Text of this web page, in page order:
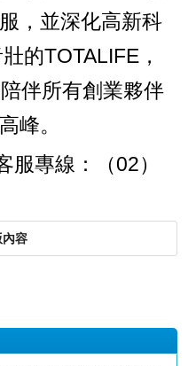
，並深化高新科
的TOTALIFE，
伴所有創業夥伴
峰。
服專線：（02）
內容